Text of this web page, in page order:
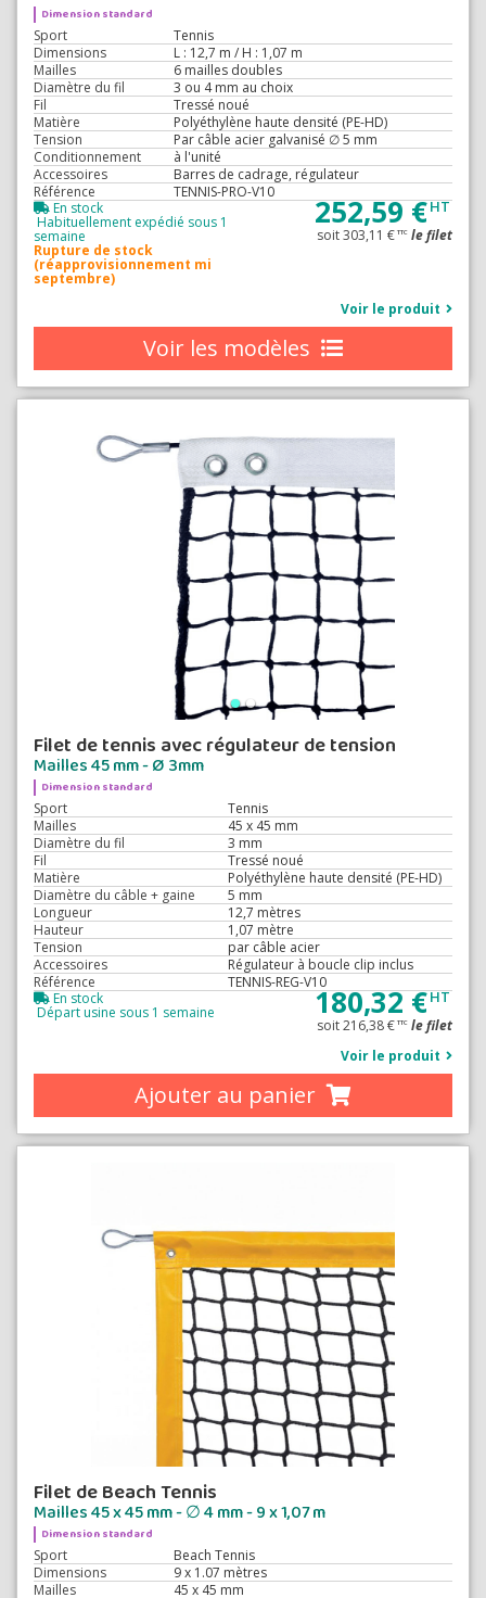
Dimension standard
Sport
Tennis
Dimensions
L : 12,7 m / H : 1,07 m
Mailles
6 mailles doubles
Diamètre du fil
3 ou 4 mm au choix
Fil
Tressé noué
Matière
Polyéthylène haute densité (PE-HD)
Tension
Par câble acier galvanisé ∅ 5 mm
Conditionnement
à l'unité
Accessoires
Barres de cadrage, régulateur
Référence
TENNIS-PRO-V10
252,59 €HT
soit 303,11 € TTC le filet
En stock
Habituellement expédié sous 1
semaine
Rupture de stock
(réapprovisionnement mi
septembre)
Voir le produit
Voir les modèles
Filet de tennis avec régulateur de tension
Mailles 45 mm - Ø 3mm
Dimension standard
Sport
Tennis
Mailles
45 x 45 mm
Diamètre du fil
3 mm
Fil
Tressé noué
Matière
Polyéthylène haute densité (PE-HD)
Diamètre du câble + gaine
5 mm
Longueur
12,7 mètres
Hauteur
1,07 mètre
Tension
par câble acier
Accessoires
Régulateur à boucle clip inclus
Référence
TENNIS-REG-V10
180,32 €HT
soit 216,38 € TTC le filet
En stock
Départ usine sous 1 semaine
Voir le produit
Ajouter au panier
Filet de Beach Tennis
Mailles 45 x 45 mm - ∅ 4 mm - 9 x 1,07 m
Dimension standard
Sport
Beach Tennis
Dimensions
9 x 1.07 mètres
Mailles
45 x 45 mm